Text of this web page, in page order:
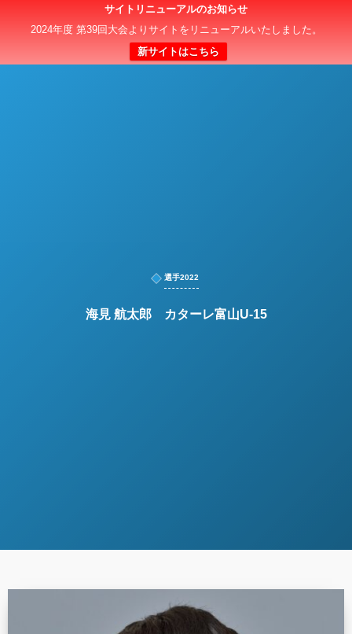
サイトリニューアルのお知らせ
2024年度 第39回大会よりサイトをリニューアルいたしました。
新サイトはこちら
日本クラブユースサッカー選手権（U-15）大会
選手2022
海見 航太郎 カターレ富山U-15